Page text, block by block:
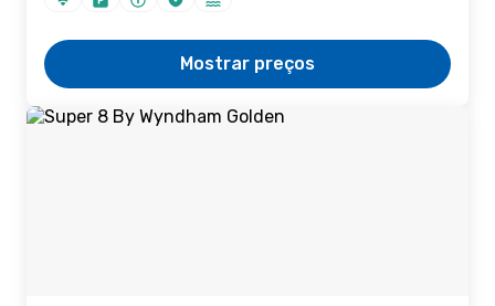
Mostrar preços